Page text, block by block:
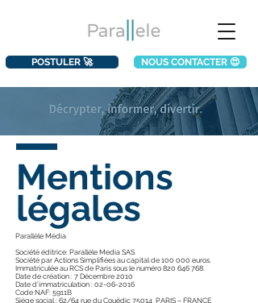
POSTULER 🚀 NOUS CONTACTER 😍
Mentions
légales
Parallèle Média
Société éditrice: Parallèle Media SAS
Société par Actions Simplifiées au capital de 100 000 euros.
Immatriculée au RCS de Paris sous le numéro 820 646 768.
Date de création : 7 Décembre 2010
Date d’immatriculation : 02-06-2016
Code NAF: 5911B
Siège social : 62/64 rue du Couëdic 75014 PARIS – FRANCE